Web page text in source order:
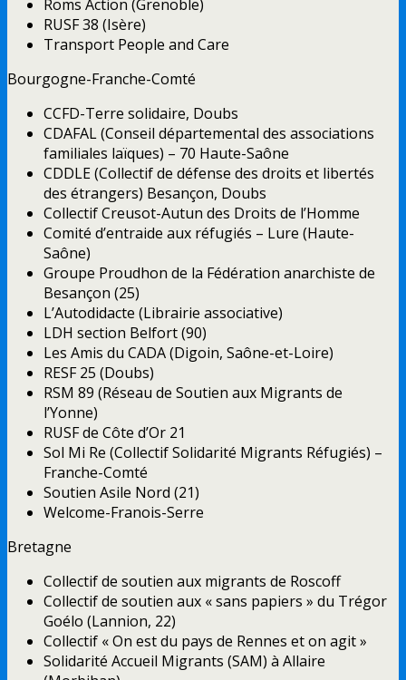
Roms Action (Grenoble)
RUSF 38 (Isère)
Transport People and Care
Bourgogne-Franche-Comté
CCFD-Terre solidaire, Doubs
CDAFAL (Conseil départemental des associations
familiales laïques) – 70 Haute-Saône
CDDLE (Collectif de défense des droits et libertés
des étrangers) Besançon, Doubs
Collectif Creusot-Autun des Droits de l’Homme
Comité d’entraide aux réfugiés – Lure (Haute-
Saône)
Groupe Proudhon de la Fédération anarchiste de
Besançon (25)
L’Autodidacte (Librairie associative)
LDH section Belfort (90)
Les Amis du CADA (Digoin, Saône-et-Loire)
RESF 25 (Doubs)
RSM 89 (Réseau de Soutien aux Migrants de
l’Yonne)
RUSF de Côte d’Or 21
Sol Mi Re (Collectif Solidarité Migrants Réfugiés) –
Franche-Comté
Soutien Asile Nord (21)
Welcome-Franois-Serre
Bretagne
Collectif de soutien aux migrants de Roscoff
Collectif de soutien aux « sans papiers » du Trégor
Goélo (Lannion, 22)
Collectif « On est du pays de Rennes et on agit »
Solidarité Accueil Migrants (SAM) à Allaire